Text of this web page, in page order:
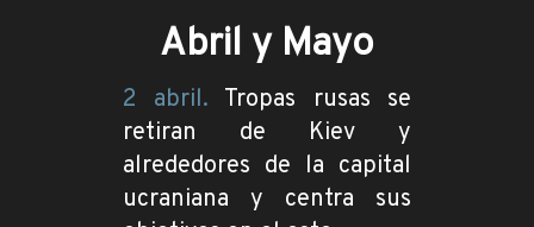
Abril y Mayo
2 abril. Tropas rusas se
retiran de Kiev y
alrededores de la capital
ucraniana y centra sus